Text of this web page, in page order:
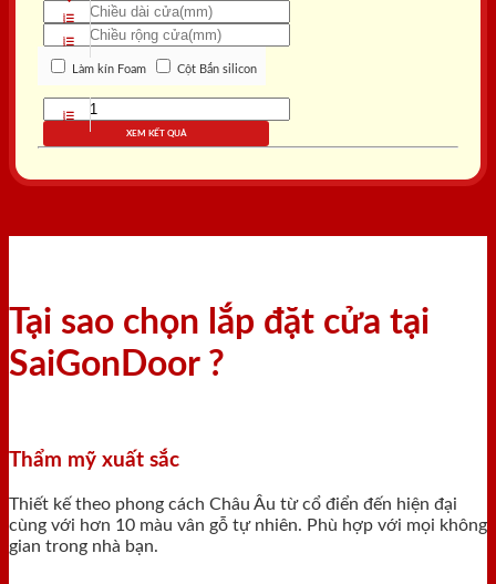
Làm kín Foam Cột Bắn silicon
XEM KẾT QUẢ
Tại sao chọn lắp đặt cửa tại
SaiGonDoor ?
Thẩm mỹ xuất sắc
Thiết kế theo phong cách Châu Âu từ cổ điển đến hiện đại
cùng với hơn 10 màu vân gỗ tự nhiên. Phù hợp với mọi không
gian trong nhà bạn.